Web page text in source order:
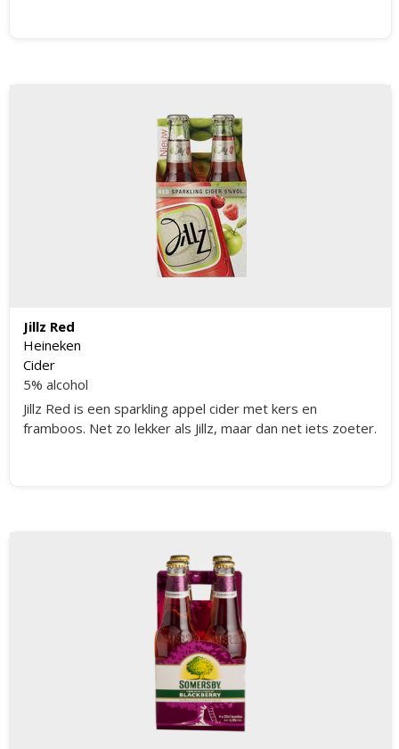
Jillz Red
Heineken
Cider
5% alcohol
Jillz Red is een sparkling appel cider met kers en
framboos. Net zo lekker als Jillz, maar dan net iets zoeter.